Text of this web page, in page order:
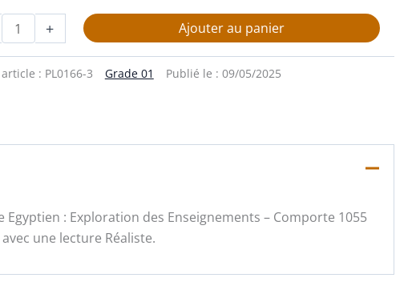
+ Ajouter au panier
article : PL0166-3 Grade 01 Publié le : 09/05/2025
Egyptien : Exploration des Enseignements – Comporte 1055
une lecture Réaliste.